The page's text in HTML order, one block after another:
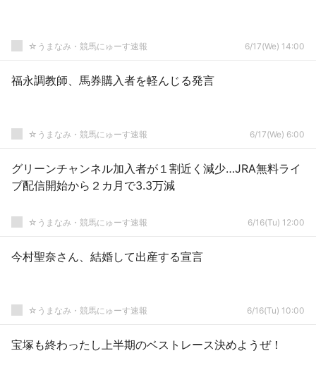
☆うまなみ・競馬にゅーす速報 6/17(We) 14:00
福永調教師、馬券購入者を軽んじる発言
☆うまなみ・競馬にゅーす速報 6/17(We) 6:00
グリーンチャンネル加入者が１割近く減少…JRA無料ライ
ブ配信開始から２カ月で3.3万減
☆うまなみ・競馬にゅーす速報 6/16(Tu) 12:00
今村聖奈さん、結婚して出産する宣言
☆うまなみ・競馬にゅーす速報 6/16(Tu) 10:00
宝塚も終わったし上半期のベストレース決めようぜ！